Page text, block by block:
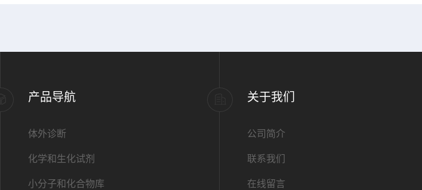
产品导航
体外诊断
化学和生化试剂
小分子和化合物库
关于我们
公司简介
联系我们
在线留言